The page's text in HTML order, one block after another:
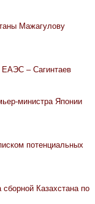
Мажагулову
ЕАЭС – Сагинтаев
министра Японии
потенциальных
Казахстана по